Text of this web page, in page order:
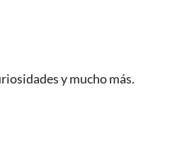
y mucho más.